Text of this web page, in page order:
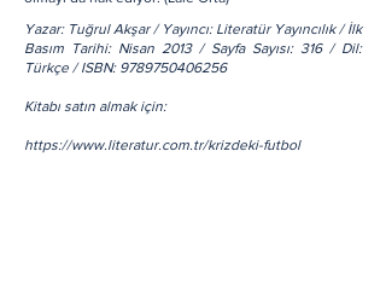
Yazar: Tuğrul Akşar / Yayıncı: Literatür Yayıncılık / İlk
Basım Tarihi: Nisan 2013 / Sayfa Sayısı: 316 / Dil:
Türkçe / ISBN: 9789750406256
Kitabı satın almak için:
https://www.literatur.com.tr/krizdeki-futbol